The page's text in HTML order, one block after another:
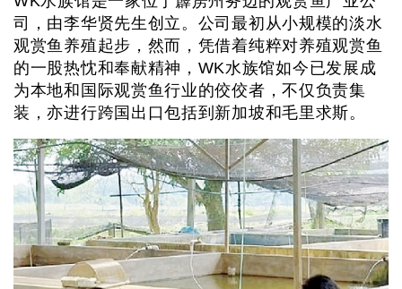
司，由李华贤先生创立。公司最初从小规模的淡水
观赏鱼养殖起步，然而，凭借着纯粹对养殖观赏鱼
的一股热忱和奉献精神，WK水族馆如今已发展成
为本地和国际观赏鱼行业的佼佼者，不仅负责集
装，亦进行跨国出口包括到新加坡和毛里求斯。